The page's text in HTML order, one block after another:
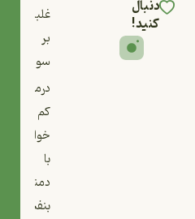
دنبال
کنید!
غلبه
بر
سودا
درمان
کم
خوابی
با
دمنوش
بنفشه